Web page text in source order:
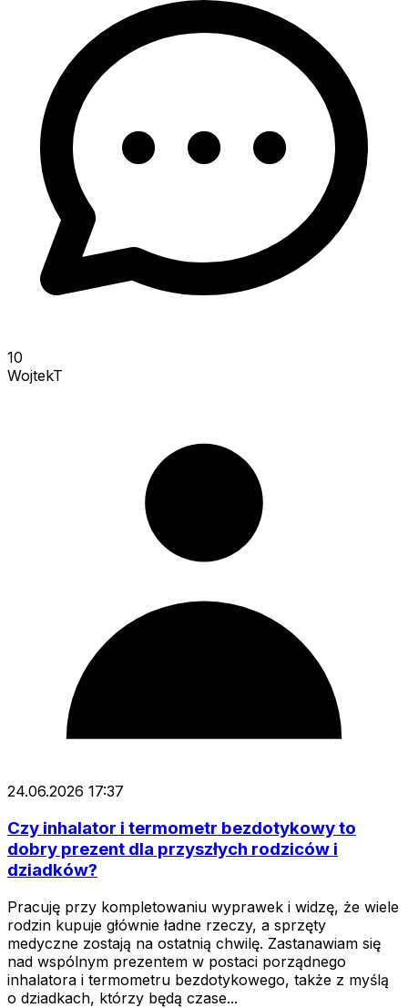
10
WojtekT
24.06.2026 17:37
Czy inhalator i termometr bezdotykowy to
dobry prezent dla przyszłych rodziców i
dziadków?
Pracuję przy kompletowaniu wyprawek i widzę, że wiele
rodzin kupuje głównie ładne rzeczy, a sprzęty
medyczne zostają na ostatnią chwilę. Zastanawiam się
nad wspólnym prezentem w postaci porządnego
inhalatora i termometru bezdotykowego, także z myślą
o dziadkach, którzy będą czase...